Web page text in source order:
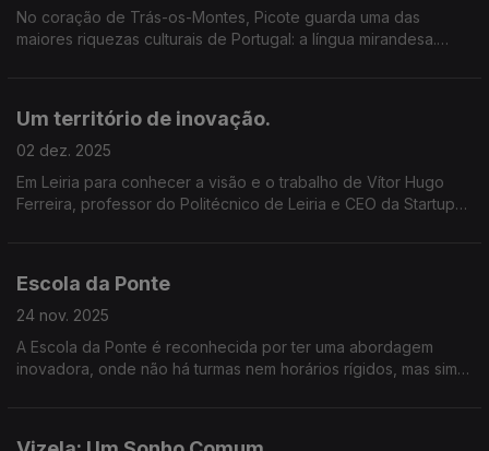
No coração de Trás-os-Montes, Picote guarda uma das
maiores riquezas culturais de Portugal: a língua mirandesa.
Um território de inovação.
02 dez. 2025
Em Leiria para conhecer a visão e o trabalho de Vítor Hugo
Ferreira, professor do Politécnico de Leiria e CEO da Startup
Escola da Ponte
24 nov. 2025
A Escola da Ponte é reconhecida por ter uma abordagem
inovadora, onde não há turmas nem horários rígidos, mas sim